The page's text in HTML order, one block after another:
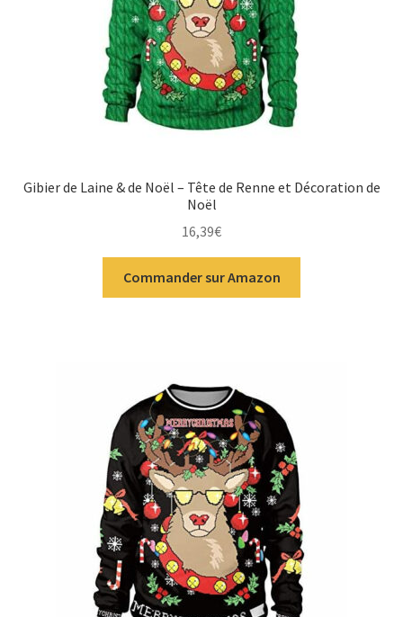
Gibier de Laine & de Noël – Tête de Renne et Décoration de
Noël
16,39€
Commander sur Amazon